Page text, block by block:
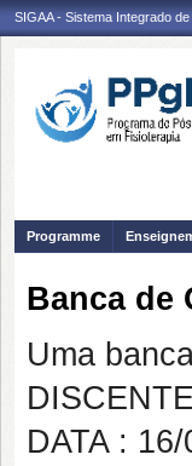
SIGAA - Sistema Integrado
Programme
Banca de
Uma
DATA :